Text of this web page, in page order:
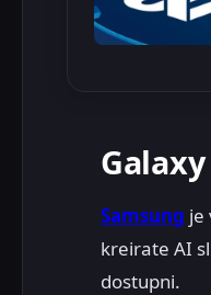
Samsung je
kreirate AI
dostupni.